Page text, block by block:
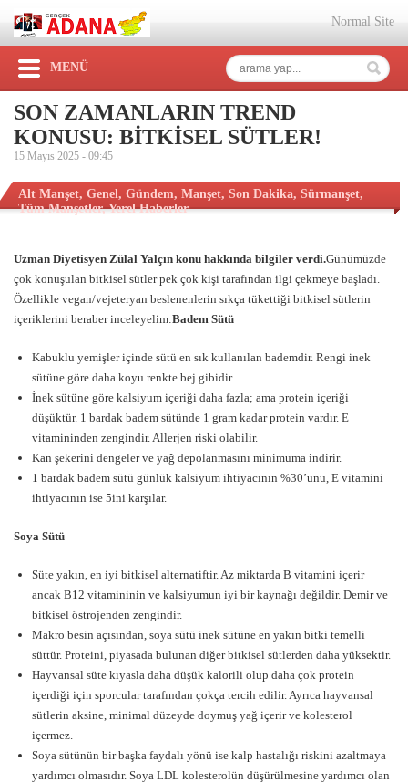
Normal Site
MENÜ
SON ZAMANLARIN TREND
KONUSU: BİTKİSEL SÜTLER!
15 Mayıs 2025 - 09:45
Alt Manşet, Genel, Gündem, Manşet, Son Dakika, Sürmanşet,
Tüm Manşetler,Yerel Haberler
Uzman Diyetisyen Zülal Yalçın konu hakkında bilgiler verdi.Günümüzde
çok konuşulan bitkisel sütler pek çok kişi tarafından ilgi çekmeye başladı.
Özellikle vegan/vejeteryan beslenenlerin sıkça tükettiği bitkisel sütlerin
içeriklerini beraber inceleyelim:Badem Sütü
Kabuklu yemişler içinde sütü en sık kullanılan bademdir. Rengi inek
sütüne göre daha koyu renkte bej gibidir.
İnek sütüne göre kalsiyum içeriği daha fazla; ama protein içeriği
düşüktür. 1 bardak badem sütünde 1 gram kadar protein vardır. E
vitamininden zengindir. Allerjen riski olabilir.
Kan şekerini dengeler ve yağ depolanmasını minimuma indirir.
1 bardak badem sütü günlük kalsiyum ihtiyacının %30’unu, E vitamini
ihtiyacının ise 5ini karşılar.
Soya Sütü
Süte yakın, en iyi bitkisel alternatiftir. Az miktarda B vitamini içerir
ancak B12 vitamininin ve kalsiyumun iyi bir kaynağı değildir. Demir ve
bitkisel östrojenden zengindir.
Makro besin açısından, soya sütü inek sütüne en yakın bitki temelli
süttür. Proteini, piyasada bulunan diğer bitkisel sütlerden daha yüksektir.
Hayvansal süte kıyasla daha düşük kalorili olup daha çok protein
içerdiği için sporcular tarafından çokça tercih edilir. Ayrıca hayvansal
sütlerin aksine, minimal düzeyde doymuş yağ içerir ve kolesterol
içermez.
Soya sütünün bir başka faydalı yönü ise kalp hastalığı riskini azaltmaya
yardımcı olmasıdır. Soya LDL kolesterolün düşürülmesine yardımcı olan